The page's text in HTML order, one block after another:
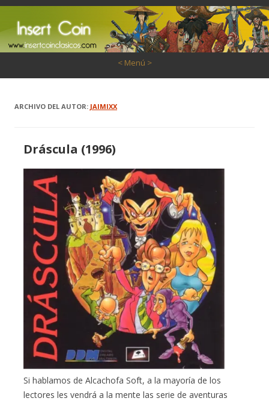
< Menú >
ARCHIVO DEL AUTOR: JAIMIXX
Dráscula (1996)
Si hablamos de Alcachofa Soft, a la mayoría de los
lectores les vendrá a la mente las serie de aventuras